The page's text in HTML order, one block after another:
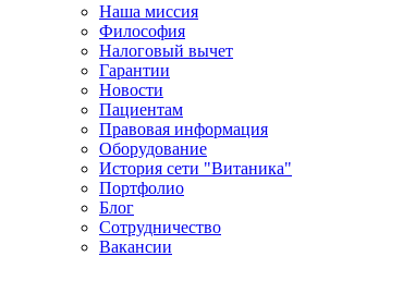
Наша миссия
Философия
Налоговый вычет
Гарантии
Новости
Пациентам
Правовая информация
Оборудование
История сети "Витаника"
Портфолио
Блог
Сотрудничество
Вакансии